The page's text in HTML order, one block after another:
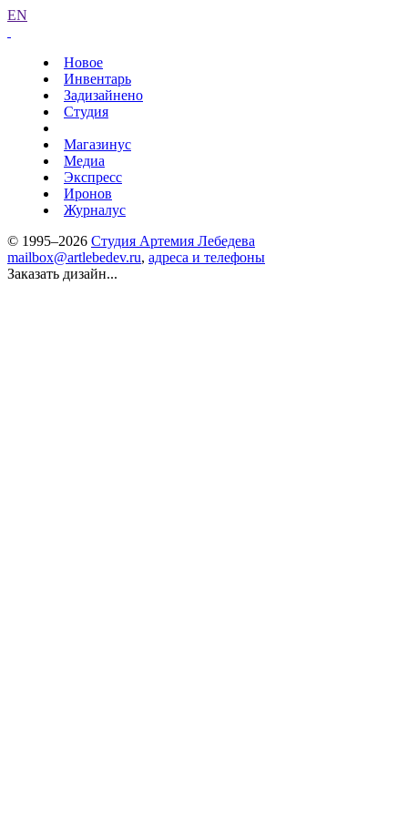
EN
Новое
Инвентарь
Задизайнено
Студия
Магазинус
Медиа
Экспресс
Иронов
Журналус
© 1995–2026 Студия Артемия Лебедева
mailbox@artlebedev.ru, адреса и телефоны
Заказать дизайн...